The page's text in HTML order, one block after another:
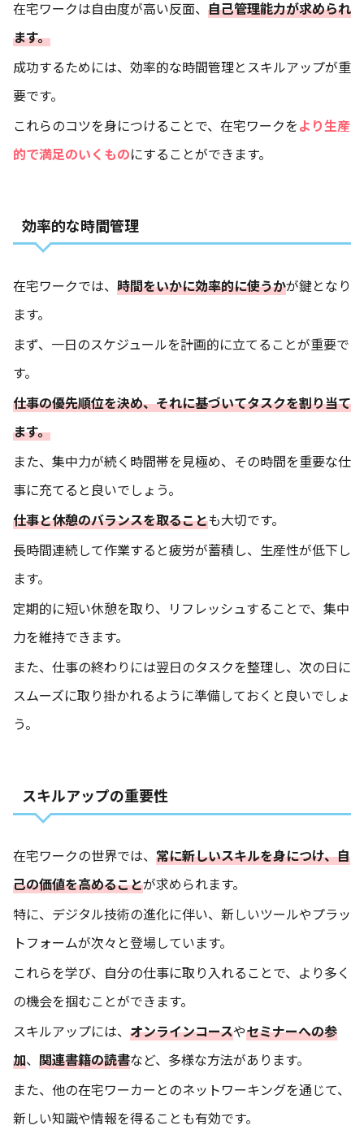
在宅ワークは自由度が高い反面、 自己管理能力が求められ
ます。
成功するためには、効率的な時間管理とスキルアップが重
要です。
これらのコツを身につけることで、在宅ワークをより生産
的で満足のいくものにすることができます。
効率的な時間管理
在宅ワークでは、 時間をいかに効率的に使うかが鍵となり
ます。
まず、一日のスケジュールを計画的に立てることが重要で
す。
仕事の優先順位を決め、それに基づいてタスクを割り当て
ます。
また、集中力が続く時間帯を見極め、その時間を重要な仕
事に充てると良いでしょう。
仕事と休憩のバランスを取ることも大切です。
長時間連続して作業すると疲労が蓄積し、生産性が低下し
ます。
定期的に短い休憩を取り、リフレッシュすることで、集中
力を維持できます。
また、仕事の終わりには翌日のタスクを整理し、次の日に
スムーズに取り掛かれるように準備しておくと良いでしょ
う。
スキルアップの重要性
在宅ワークの世界では、 常に新しいスキルを身につけ、自
己の価値を高めることが求められます。
特に、デジタル技術の進化に伴い、新しいツールやプラッ
トフォームが次々と登場しています。
これらを学び、自分の仕事に取り入れることで、より多く
の機会を掴むことができます。
スキルアップには、 オンラインコースやセミナーへの参
加、 関連書籍の読書など、多様な方法があります。
また、他の在宅ワーカーとのネットワーキングを通じて、
新しい知識や情報を得ることも有効です。